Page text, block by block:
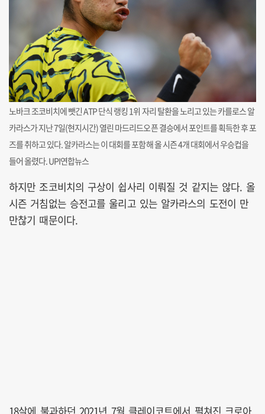
노바크 조코비치에 뺏긴 ATP 단식 랭킹 1위 자리 탈환을 노리고 있는 카를로스 알
카라스가 지난 7일(현지시간) 열린 마드리드오픈 결승에서 포인트를 획득한 후 포
즈를 취하고 있다. 알카라스는 이 대회를 포함해 올 시즌 4개 대회에서 우승컵을
들어 올렸다. UPI연합뉴스
하지만 조코비치의 구상이 쉽사리 이뤄질 것 같지는 않다. 올
시즌 거침없는 승전고를 울리고 있는 알카라스의 도전이 만
만찮기 때문이다.
18살에 불과하던 2021년 7월 클레이코트에서 펼쳐진 크로아